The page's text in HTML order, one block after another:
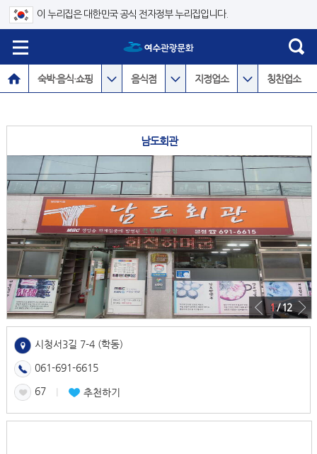
이 누리집은 대한민국 공식 전자정부 누리집입니다.
숙박·음식·쇼핑 음식점 지정업소 칭찬업소
남도회관
1/ 12
시청서3길 7-4 (학동)
061-691-6615
67 l 추천하기